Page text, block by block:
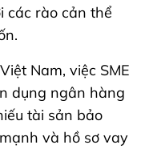
các rào cản thể
Nam, việc SME
dụng ngân hàng
tài sản bảo
và hồ sơ vay